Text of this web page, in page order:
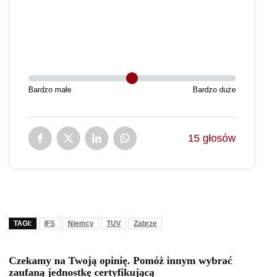
Bardzo małe Bardzo duże
15 głosów
TAGI: IFS Niemcy TUV Zabrze
Czekamy na Twoją opinię. Pomóż innym wybrać
zaufaną jednostkę certyfikującą